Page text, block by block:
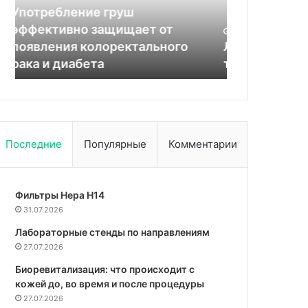
такое
как
они
работают
30.03.2026
Липолитики для тела: что это
такое и как они работают
Последние Популярные Комментарии
Фильтры Hepa Н14
31.07.2026
Лабораторные стенды по направлениям
27.07.2026
Биоревитализация: что происходит с
кожей до, во время и после процедуры
27.07.2026